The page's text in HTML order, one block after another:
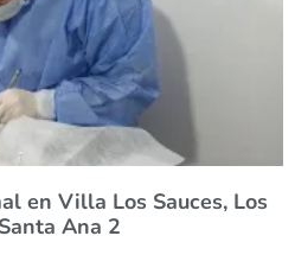
en Villa Los Sauces, Los
Ana 2